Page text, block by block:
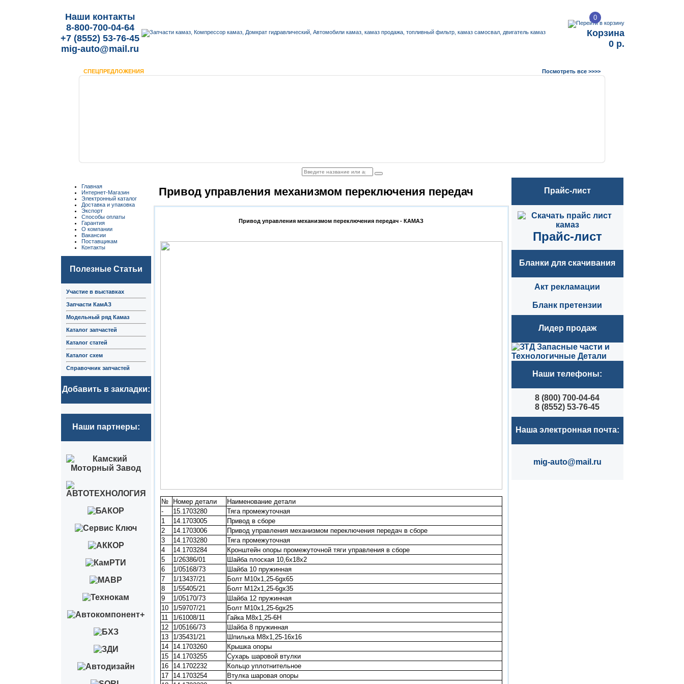
Наши контакты
8-800-700-04-64
+7 (8552) 53-76-45
mig-auto@mail.ru
0
Корзина
0 р.
СПЕЦПРЕДЛОЖЕНИЯ Посмотреть все >>>>
Главная
Интернет-Магазин
Электронный каталог
Доставка и упаковка
Экспорт
Способы оплаты
Гарантия
О компании
Вакансии
Поставщикам
Контакты
Полезные Статьи
Участие в выставках
Запчасти КамАЗ
Модельный ряд Камаз
Каталог запчастей
Каталог статей
Каталог схем
Справочник запчастей
Добавить в закладки:
Наши партнеры:
Привод управления механизмом переключения передач
Привод управления механизмом переключения передач - КАМАЗ
№ Номер детали
Наименование детали
-
15.1703280
Тяга промежуточная
1
14.1703005
Привод в сборе
2
14.1703006
Привод управления механизмом переключения передач в сборе
3
14.1703280
Тяга промежуточная
4
14.1703284
Кронштейн опоры промежуточной тяги управления в сборе
5
1/26386/01
Шайба плоская 10,6х18х2
6
1/05168/73
Шайба 10 пружинная
7
1/13437/21
Болт М10х1,25-6gх65
8
1/55405/21
Болт М12х1,25-6gх35
9
1/05170/73
Шайба 12 пружинная
10
1/59707/21
Болт М10х1,25-6gх25
11
1/61008/11
Гайка М8х1,25-6Н
12
1/05166/73
Шайба 8 пружинная
13
1/35431/21
Шпилька М8х1,25-16х16
14
14.1703260
Крышка опоры
15
14.1703255
Сухарь шаровой втулки
16
14.1702232
Кольцо уплотнительное
17
14.1703254
Втулка шаровая опоры
Прайс-лист
Прайс-лист
Бланки для скачивания
Акт рекламации
Бланк претензии
Лидер продаж
Наши телефоны:
8 (800) 700-04-64
8 (8552) 53-76-45
Наша электронная почта:
mig-auto@mail.ru